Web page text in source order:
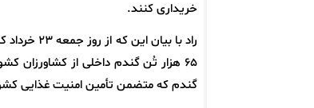
خریداری کنند.
راد با
۶۵ هزار تُن گندم داخلی از
گندم که متضمن تأمین امنیت غذایی